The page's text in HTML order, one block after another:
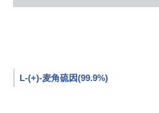
L-(+)-麦角硫因(99.9%)